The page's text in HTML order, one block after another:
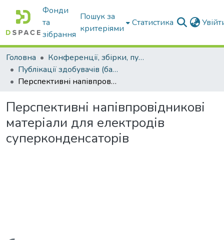
Фонди
та
зібрання
Пошук за
критеріями
Статистика
Головна
Конференції, збірки, публікації молодих вчених і здобувачів : магістрів, бакалаврів, аспірантів.
Публікації здобувачів (бакалаврів. магістрів, аспірантів)
Перспективні напівпровідникові матеріали для електродів суперконденсаторів
Перспективні напівпровідникові
матеріали для електродів
суперконденсаторів